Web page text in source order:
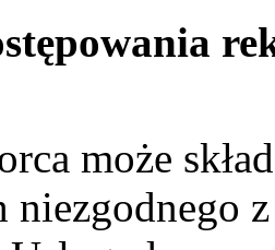
może
niezgodnego